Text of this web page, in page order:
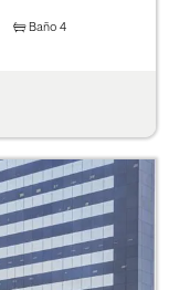
Baño 4